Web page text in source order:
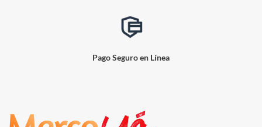
Pago Seguro en Línea